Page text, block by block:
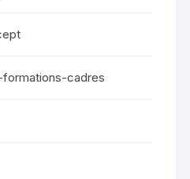
cadres